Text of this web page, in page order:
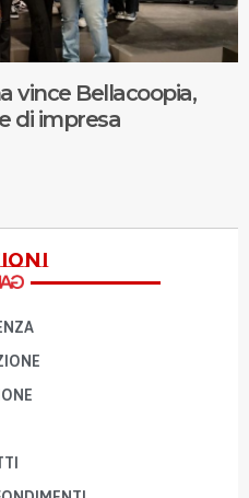
vince Bellacoopia,
di impresa